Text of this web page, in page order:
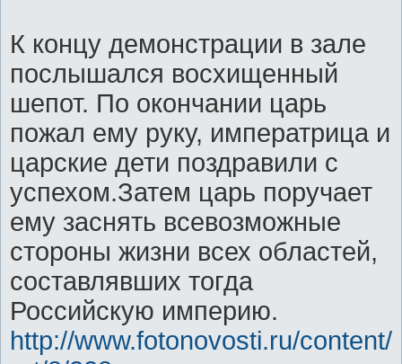
К концу демонстрации в зале
послышался восхищенный
шепот. По окончании царь
пожал ему руку, императрица и
царские дети поздравили с
успехом.Затем царь поручает
ему заснять всевозможные
стороны жизни всех областей,
составлявших тогда
Российскую империю.
http://www.fotonovosti.ru/content/